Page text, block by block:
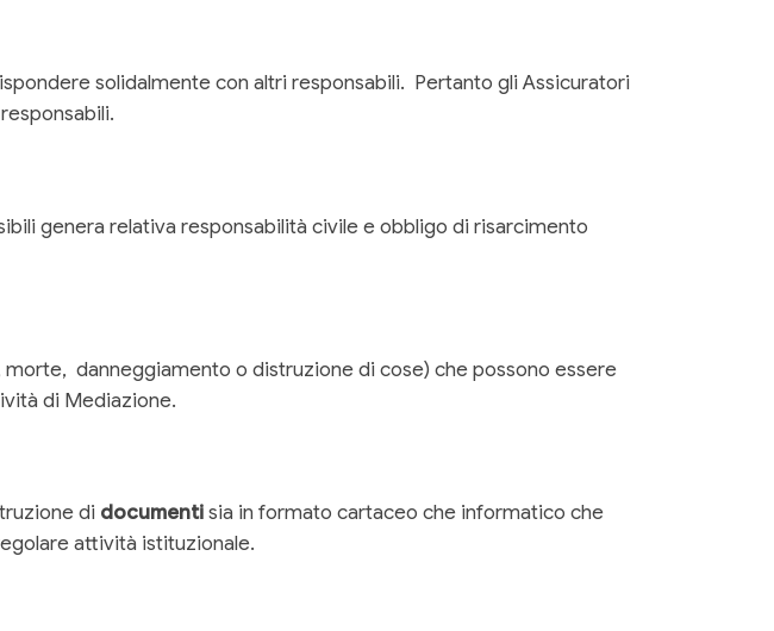
solidalmente con altri responsabili. Pertanto gli Assicuratori
genera relativa responsabilità civile e obbligo di risarcimento
danneggiamento o distruzione di cose) che possono essere
di Mediazione.
di documentisia in formato cartaceo che informatico che
attività istituzionale.